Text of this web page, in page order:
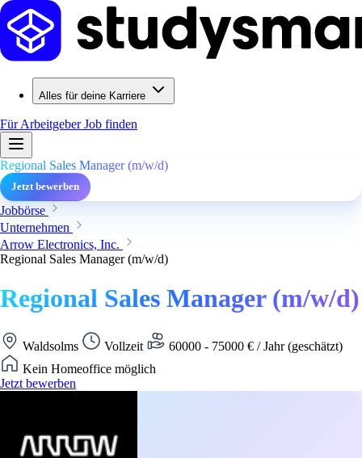
Alles für deine Karriere
Für ArbeitgeberJob finden
Regional Sales Manager (m/w/d)
Jetzt bewerben
Jobbörse
Unternehmen
Arrow Electronics, Inc.
Regional Sales Manager (m/w/d)
Regional Sales Manager (m/w/d)
Waldsolms Vollzeit
60000 - 75000 € / Jahr (geschätzt)
Kein Homeoffice möglich
Jetzt bewerben